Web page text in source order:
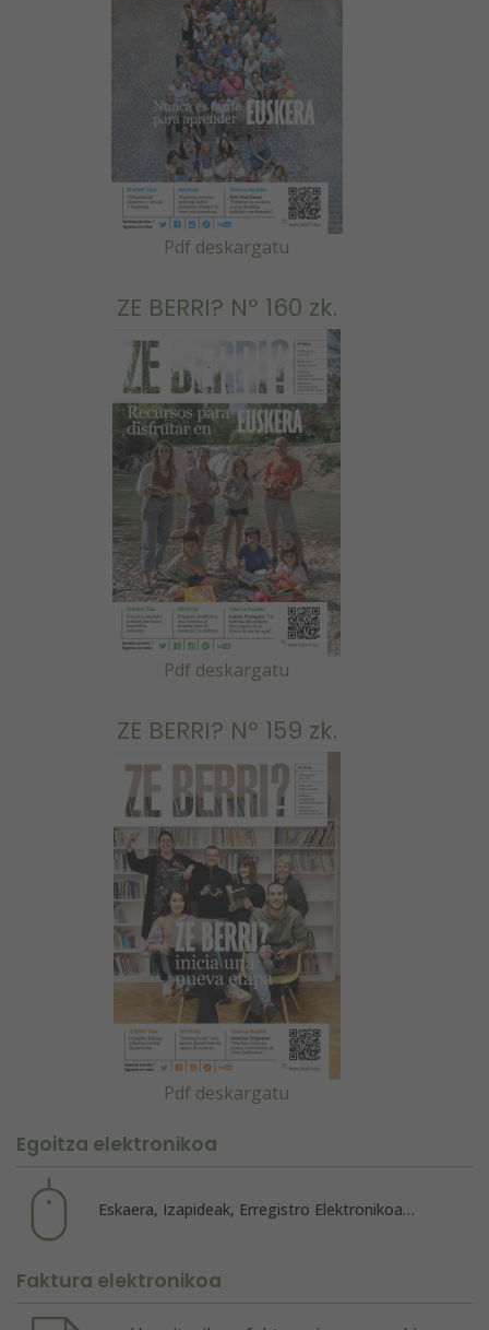
Pdf deskargatu
ZE BERRI? Nº 160 zk.
Pdf deskargatu
ZE BERRI? Nº 159 zk.
Pdf deskargatu
Egoitza elektronikoa
Eskaera, Izapideak, Erregistro Elektronikoa…
Faktura elektronikoa